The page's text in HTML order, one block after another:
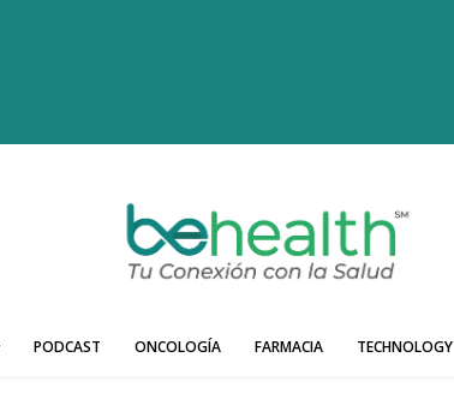
PODCAST ONCOLOGÍA FARMACIA TECHNOLOGY